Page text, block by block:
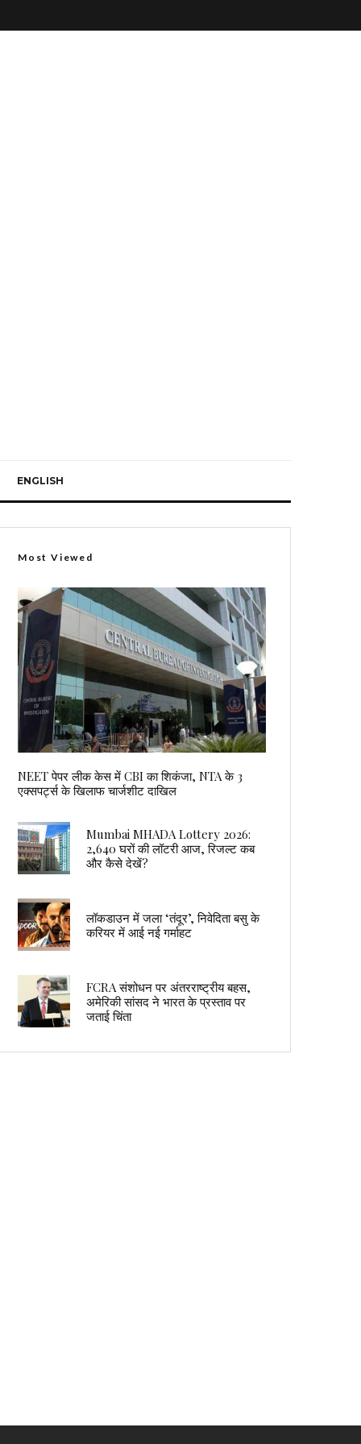
ENGLISH
Most Viewed
NEET पेपर लीक केस में CBI का शिकंजा, NTA के 3
एक्सपर्ट्स के खिलाफ चार्जशीट दाखिल
Mumbai MHADA Lottery 2026:
2,640 घरों की लॉटरी आज, रिजल्ट कब
और कैसे देखें?
लॉकडाउन में जला ‘तंदूर’, निवेदिता बसु के
करियर में आई नई गर्माहट
FCRA संशोधन पर अंतरराष्ट्रीय बहस,
अमेरिकी सांसद ने भारत के प्रस्ताव पर
जताई चिंता